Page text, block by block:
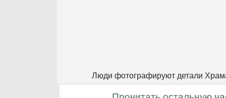
Люди фотографируют детали